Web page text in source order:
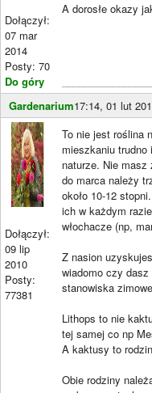
Dołączył:
07 mar
2014
Posty: 70
Do góry
A dorosłe okazy
Gardenarium17:14, 01 lut
Dołączył:
09 lip
2010
Posty:
77381
To nie jest roślina
mieszkaniu
naturze. Nie masz
do marca należy
około 10-12
ich w każdym razie
włochacze (np,
Z nasion
wiadomo czy dasz
stanowiska
Lithops to nie
tej samej co np
A kaktusy to
Obie rodziny